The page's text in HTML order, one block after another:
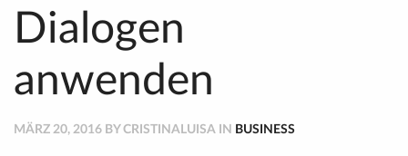
Dialogen
anwenden
MÄRZ 20, 2016 BY CRISTINALUISA IN BUSINESS